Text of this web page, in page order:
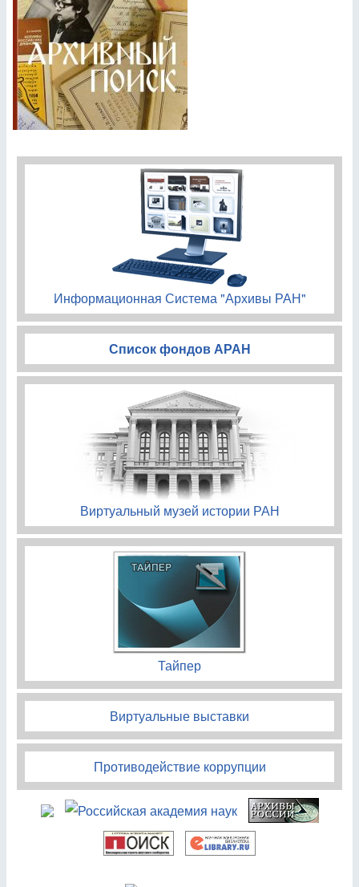
Информационная Система "Архивы РАН"
Список фондов АРАН
Виртуальный музей истории РАН
Тайпер
Виртуальные выставки
Противодействие коррупции